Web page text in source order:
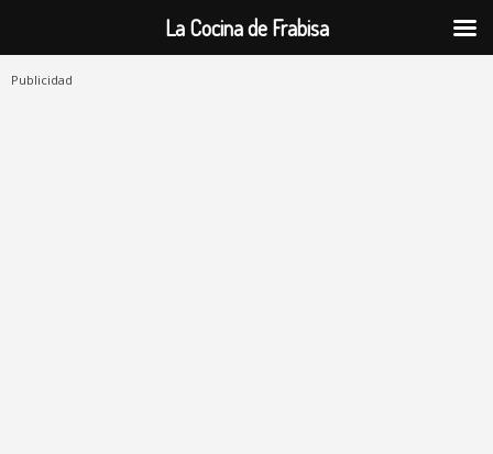
Publicidad
La Cocina de Frabisa